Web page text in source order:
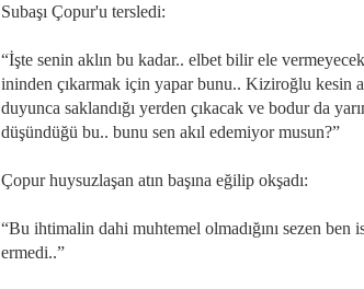
Subaşı Çopur'u tersledi:
“İşte senin aklın bu kadar.. elbet bilir ele
ininden çıkarmak için yapar bunu.. Kiziroğlu kesin
duyunca saklandığı yerden çıkacak ve bodur da
düşündüğü bu.. bunu sen akıl edemiyor musun?”
Çopur huysuzlaşan atın başına eğilip okşadı:
“Bu ihtimalin dahi muhtemel olmadığını sezen ben
ermedi..”